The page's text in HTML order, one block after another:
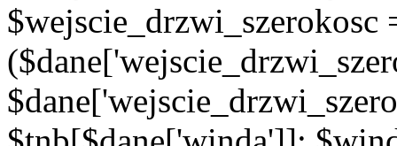
$wejscie_drzwi_szerokosc